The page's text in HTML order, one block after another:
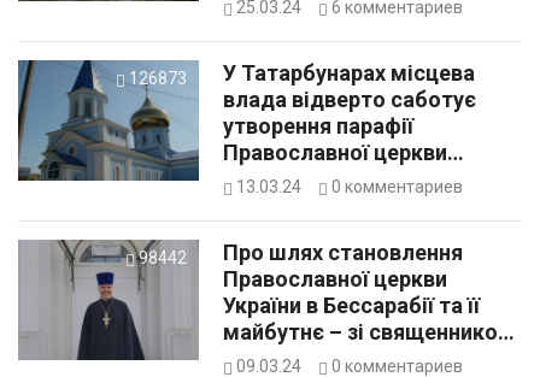
25.03.24 6 комментариев
126873
У Татарбунарах місцева
влада відверто саботує
утворення парафії
Православної церкви
України: коментарі
13.03.24 0 комментариев
98442
Про шлях становлення
Православної церкви
України в Бессарабії та її
майбутнє – зі священником
Саратського храму
09.03.24 0 комментариев